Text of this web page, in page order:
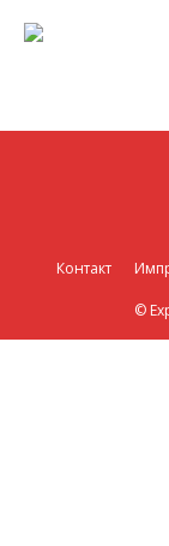
Контакт
©